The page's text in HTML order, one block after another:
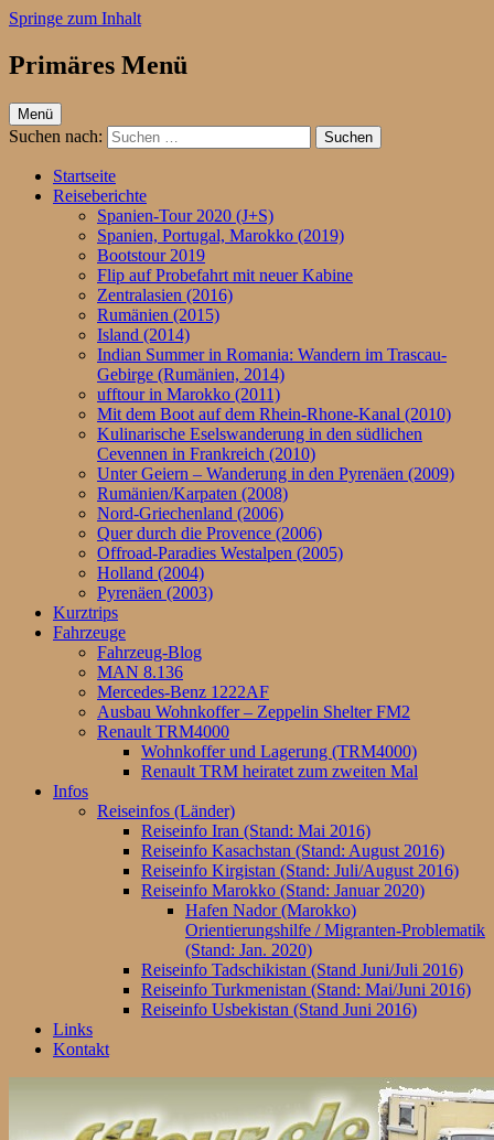
Springe zum Inhalt
ufftour.de – Aktiv unterwegs
Primäres Menü
Menü
Suchen nach:
Startseite
Reiseberichte
Spanien-Tour 2020 (J+S)
Spanien, Portugal, Marokko (2019)
Bootstour 2019
Flip auf Probefahrt mit neuer Kabine
Zentralasien (2016)
Rumänien (2015)
Island (2014)
Indian Summer in Romania: Wandern im Trascau-
Gebirge (Rumänien, 2014)
ufftour in Marokko (2011)
Mit dem Boot auf dem Rhein-Rhone-Kanal (2010)
Kulinarische Eselswanderung in den südlichen
Cevennen in Frankreich (2010)
Unter Geiern – Wanderung in den Pyrenäen (2009)
Rumänien/Karpaten (2008)
Nord-Griechenland (2006)
Quer durch die Provence (2006)
Offroad-Paradies Westalpen (2005)
Holland (2004)
Pyrenäen (2003)
Kurztrips
Fahrzeuge
Fahrzeug-Blog
MAN 8.136
Mercedes-Benz 1222AF
Ausbau Wohnkoffer – Zeppelin Shelter FM2
Renault TRM4000
Wohnkoffer und Lagerung (TRM4000)
Renault TRM heiratet zum zweiten Mal
Infos
Reiseinfos (Länder)
Reiseinfo Iran (Stand: Mai 2016)
Reiseinfo Kasachstan (Stand: August 2016)
Reiseinfo Kirgistan (Stand: Juli/August 2016)
Reiseinfo Marokko (Stand: Januar 2020)
Hafen Nador (Marokko)
Orientierungshilfe / Migranten-Problematik
(Stand: Jan. 2020)
Reiseinfo Tadschikistan (Stand Juni/Juli 2016)
Reiseinfo Turkmenistan (Stand: Mai/Juni 2016)
Reiseinfo Usbekistan (Stand Juni 2016)
Links
Kontakt